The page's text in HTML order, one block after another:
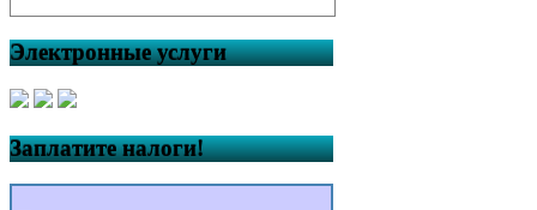
Электронные услуги
Заплатите налоги!